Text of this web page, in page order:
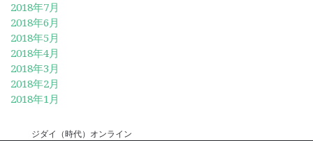
2018年7月
2018年6月
2018年5月
2018年4月
2018年3月
2018年2月
2018年1月
ジダイ（時代）オンライン